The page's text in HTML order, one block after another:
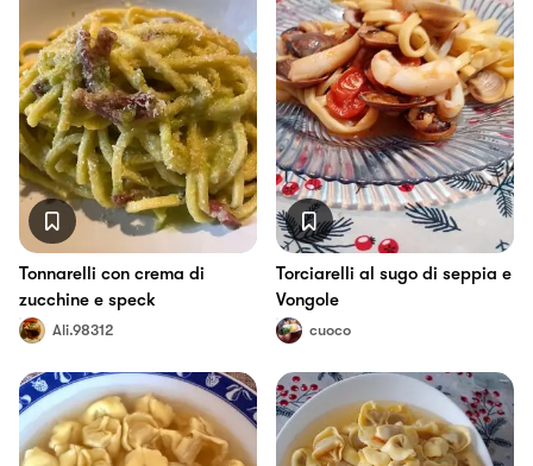
Tonnarelli con crema di
zucchine e speck
Ali.98312
Torciarelli al sugo di seppia e
Vongole
cuoco